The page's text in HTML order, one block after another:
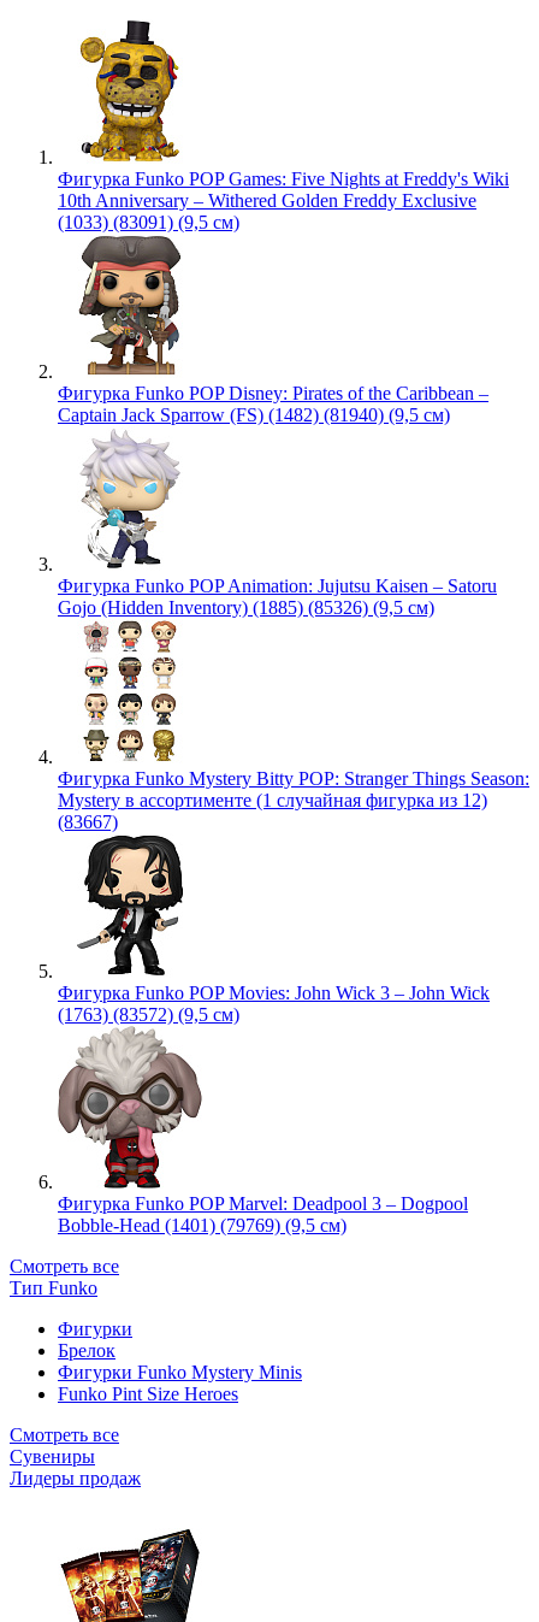
Фигурка Funko POP Games: Five Nights at Freddy's Wiki
10th Anniversary – Withered Golden Freddy Exclusive
(1033) (83091) (9,5 см)
Фигурка Funko POP Disney: Pirates of the Caribbean –
Captain Jack Sparrow (FS) (1482) (81940) (9,5 см)
Фигурка Funko POP Animation: Jujutsu Kaisen – Satoru
Gojo (Hidden Inventory) (1885) (85326) (9,5 см)
Фигурка Funko Mystery Bitty POP: Stranger Things Season:
Mystery в ассортименте (1 случайная фигурка из 12)
(83667)
Фигурка Funko POP Movies: John Wick 3 – John Wick
(1763) (83572) (9,5 см)
Фигурка Funko POP Marvel: Deadpool 3 – Dogpool
Bobble-Head (1401) (79769) (9,5 см)
Смотреть все
Тип Funko
Фигурки
Брелок
Фигурки Funko Mystery Minis
Funko Pint Size Heroes
Смотреть все
Сувениры
Лидеры продаж